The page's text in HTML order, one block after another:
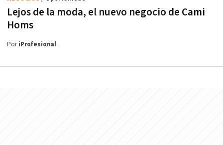
Lejos de la moda, el nuevo negocio de Cami
Homs
PoriProfesional